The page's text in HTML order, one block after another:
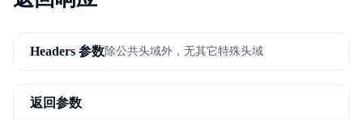
Headers 参数除公共头域外，无其它特殊头域
返回参数